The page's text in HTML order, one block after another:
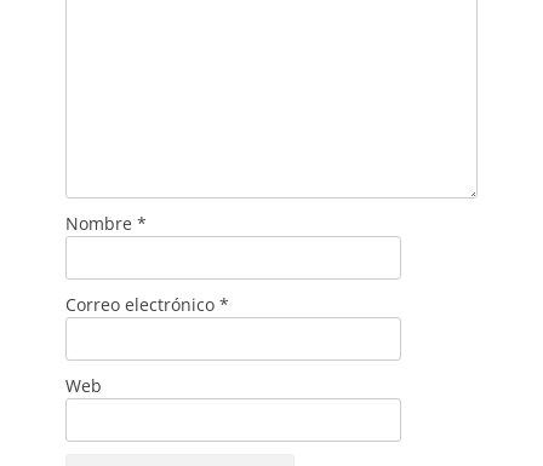
Nombre *
Correo electrónico *
Web